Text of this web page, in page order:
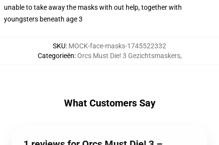
unable to take away the masks with out help, together with
youngsters beneath age 3
SKU: MOCK-face-masks-1745522332
Categorieën:Orcs Must Die! 3 Gezichtsmaskers,
What Customers Say